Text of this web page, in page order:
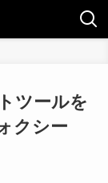
ツールを
クシー